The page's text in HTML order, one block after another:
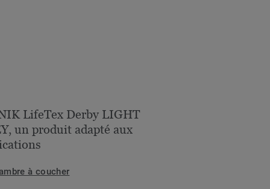
LifeTex Derby LIGHT
un produit adapté aux
à coucher